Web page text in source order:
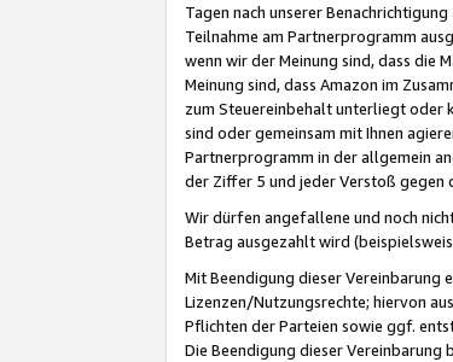
Tagen nach unserer
Teilnahme am Partnerprogramm
wenn wir der Meinung sind, dass die
Meinung sind, dass Amazon im
zum Steuereinbehalt unterliegt oder
sind oder gemeinsam mit Ihnen
Partnerprogramm in der allgemein
der Ziffer 5 und jeder Verstoß gegen
Wir dürfen angefallene und noch
Betrag ausgezahlt wird
Mit Beendigung dieser Vereinbarung
Lizenzen/Nutzungsrechte; hiervon
Pflichten der Parteien sowie ggf.
Die Beendigung dieser